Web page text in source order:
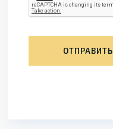
ОТПРАВИТЬ